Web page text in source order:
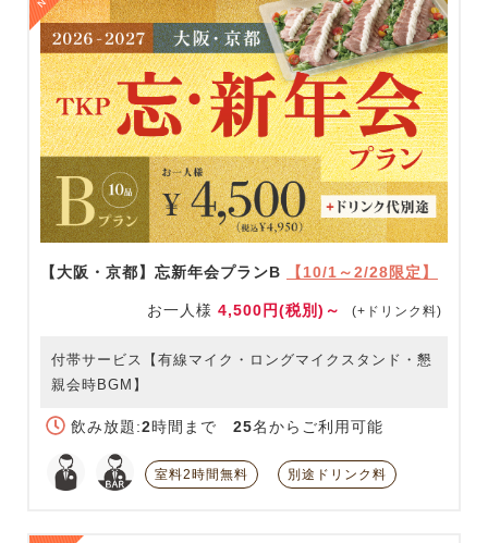
【大阪・京都】忘新年会プランB 【10/1～2/28限定】
お一人様 4,500円(税別)～ (+ドリンク料)
付帯サービス【有線マイク・ロングマイクスタンド・懇
親会時BGM】
飲み放題:2時間まで 25名からご利用可能
室料2時間無料 別途ドリンク料